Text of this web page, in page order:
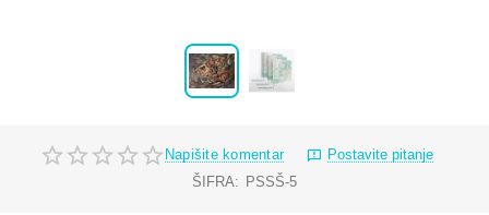
Napišite komentar
Postavite pitanje
ŠIFRA: PSSŠ-5